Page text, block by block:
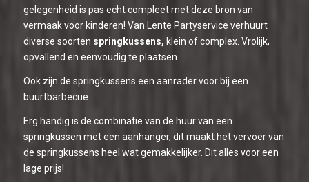
gelegenheid is pas echt compleet met deze bron van
vermaak voor kinderen! Van Lente Partyservice verhuurt
diverse soorten springkussens, klein of complex. Vrolijk,
opvallend en eenvoudig te plaatsen.
Ook zijn de springkussens een aanrader voor bij een
buurtbarbecue.
Erg handig is de combinatie van de huur van een
springkussen met een aanhanger, dit maakt het vervoer van
de springkussens heel wat gemakkelijker. Dit alles voor een
lage prijs!